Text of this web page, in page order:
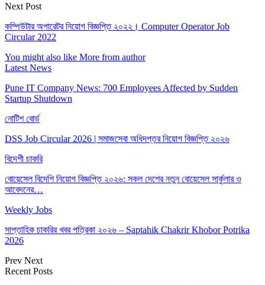
Next Post
কম্পিউটার অপারেটর নিয়োগ বিজ্ঞপ্তি ২০২২। Computer Operator Job
Circular 2022
You might also like More from author
Latest News
Pune IT Company News: 700 Employees Affected by Sudden
Startup Shutdown
নোটিশ বোর্ড
DSS Job Circular 2026 | সমাজসেবা অধিদপ্তর নিয়োগ বিজ্ঞপ্তি ২০২৬
বিদেশী চাকরি
বোয়েসেল বিদেশি নিয়োগ বিজ্ঞপ্তি ২০২৬: সকল দেশের নতুন বোয়েসেল সার্কুলার ও
আবেদনের…
Weekly Jobs
সাপ্তাহিক চাকরির খবর পত্রিকা ২০২৬ – Saptahik Chakrir Khobor Potrika
2026
Prev Next
Recent Posts